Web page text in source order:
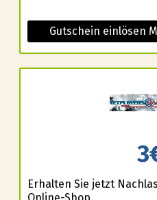
Gutschein einlösen
Erhalten Sie jetzt